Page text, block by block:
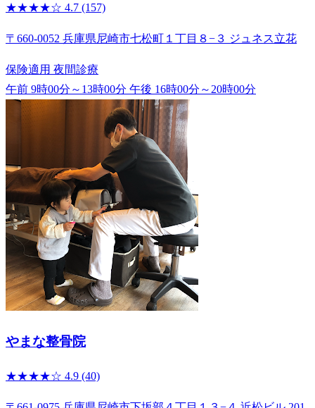
★★★★☆ 4.7 (157)
〒660-0052 兵庫県尼崎市七松町１丁目８−３ ジュネス立花
保険適用 夜間診療
午前 9時00分～13時00分 午後 16時00分～20時00分
やまな整骨院
★★★★☆ 4.9 (40)